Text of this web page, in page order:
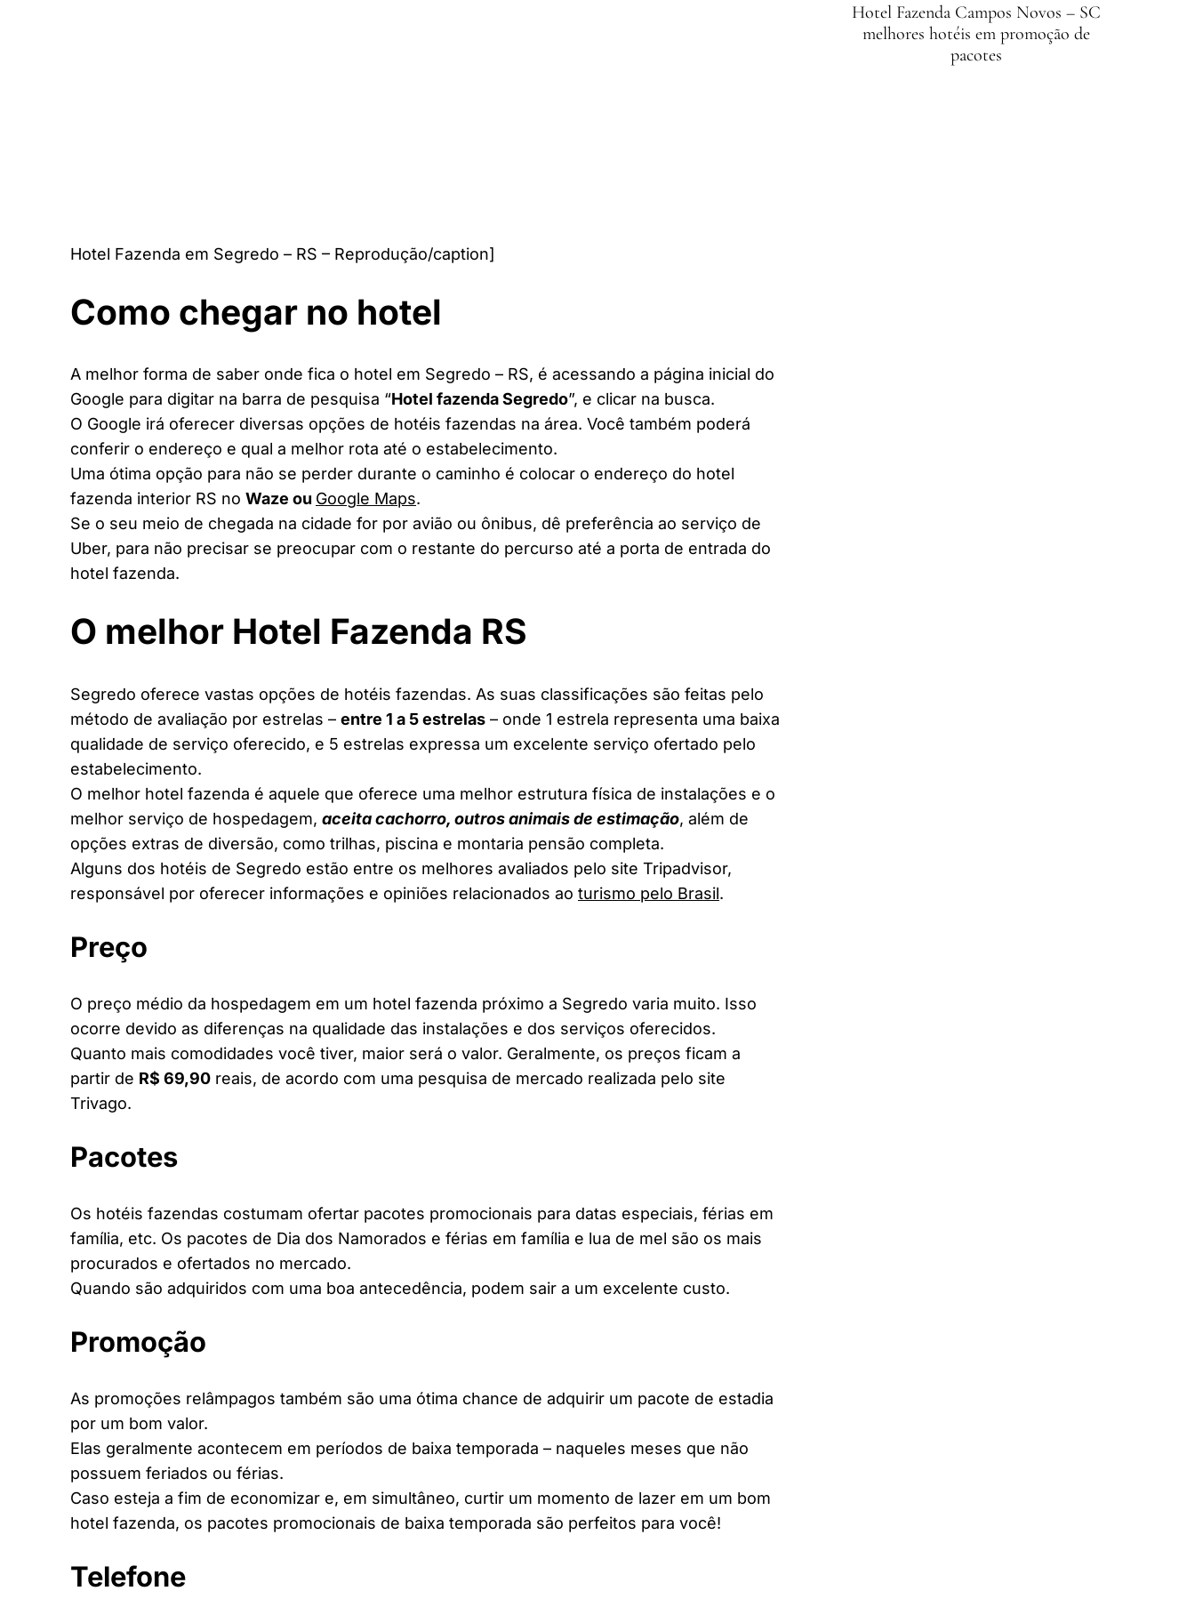
Hotel Fazenda em Segredo – RS – Reprodução/caption]
Como chegar no hotel
A melhor forma de saber onde fica o hotel em Segredo – RS, é acessando a página inicial do
Google para digitar na barra de pesquisa “Hotel fazenda Segredo”, e clicar na busca.
O Google irá oferecer diversas opções de hotéis fazendas na área. Você também poderá
conferir o endereço e qual a melhor rota até o estabelecimento.
Uma ótima opção para não se perder durante o caminho é colocar o endereço do hotel
fazenda interior RS no Waze ou Google Maps.
Se o seu meio de chegada na cidade for por avião ou ônibus, dê preferência ao serviço de
Uber, para não precisar se preocupar com o restante do percurso até a porta de entrada do
hotel fazenda.
O melhor Hotel Fazenda RS
Segredo oferece vastas opções de hotéis fazendas. As suas classificações são feitas pelo
método de avaliação por estrelas – entre 1 a 5 estrelas – onde 1 estrela representa uma baixa
qualidade de serviço oferecido, e 5 estrelas expressa um excelente serviço ofertado pelo
estabelecimento.
O melhor hotel fazenda é aquele que oferece uma melhor estrutura física de instalações e o
melhor serviço de hospedagem, aceita cachorro, outros animais de estimação, além de
opções extras de diversão, como trilhas, piscina e montaria pensão completa.
Alguns dos hotéis de Segredo estão entre os melhores avaliados pelo site Tripadvisor,
responsável por oferecer informações e opiniões relacionados ao turismo pelo Brasil.
Preço
O preço médio da hospedagem em um hotel fazenda próximo a Segredo varia muito. Isso
ocorre devido as diferenças na qualidade das instalações e dos serviços oferecidos.
Quanto mais comodidades você tiver, maior será o valor. Geralmente, os preços ficam a
partir de R$ 69,90 reais, de acordo com uma pesquisa de mercado realizada pelo site
Trivago.
Pacotes
Os hotéis fazendas costumam ofertar pacotes promocionais para datas especiais, férias em
família, etc. Os pacotes de Dia dos Namorados e férias em família e lua de mel são os mais
procurados e ofertados no mercado.
Quando são adquiridos com uma boa antecedência, podem sair a um excelente custo.
Promoção
As promoções relâmpagos também são uma ótima chance de adquirir um pacote de estadia
por um bom valor.
Elas geralmente acontecem em períodos de baixa temporada – naqueles meses que não
possuem feriados ou férias.
Caso esteja a fim de economizar e, em simultâneo, curtir um momento de lazer em um bom
hotel fazenda, os pacotes promocionais de baixa temporada são perfeitos para você!
Telefone
Hotel Fazenda Campos Novos – SC
melhores hotéis em promoção de
pacotes